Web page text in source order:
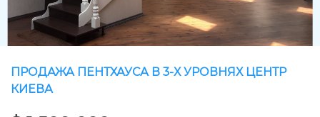
ПРОДАЖА ПЕНТХАУСА В 3-Х УРОВНЯХ ЦЕНТР
КИЕВА